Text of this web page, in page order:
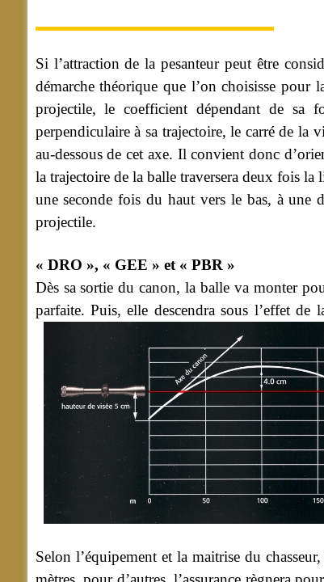
Si l’attraction de la pesanteur peut être
démarche théorique que l’on choisisse pour
projectile, le coefficient dépendant de sa
perpendiculaire à sa trajectoire, le carré de la
au-dessous de cet axe. Il convient donc
la trajectoire de la balle traversera deux fois
une seconde fois du haut vers le bas, à une
projectile.
« DRO », « GEE » et « PBR »
Dès sa sortie du canon, la balle va monter
parfaite. Puis, elle descendra sous l’effet
Selon l’équipement et la maitrise du